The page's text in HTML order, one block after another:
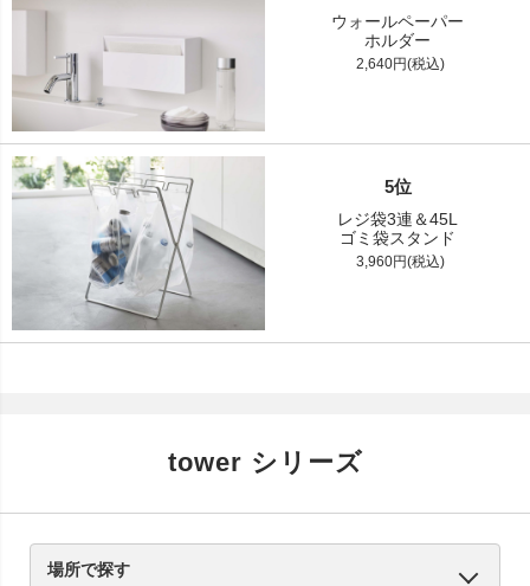
ウォールペーパー
ホルダー
2,640円(税込)
5位
レジ袋3連＆45L
ゴミ袋スタンド
3,960円(税込)
tower シリーズ
場所で探す